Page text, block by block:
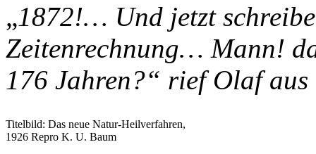
„1872!… Und jetzt
Zeitenrechnung… Mann!
176 Jahren?“ rief Olaf aus
Titelbild: Das neue Natur-Heilverfahren,
1926 Repro K. U. Baum